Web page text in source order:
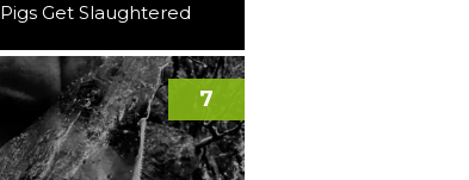
Pigs Get Slaughtered
7